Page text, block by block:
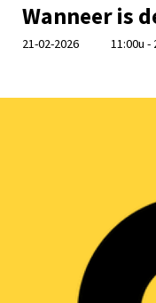
Wanneer is
21-02-2026 11:00u -